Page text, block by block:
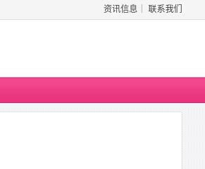
资讯信息 联系我们